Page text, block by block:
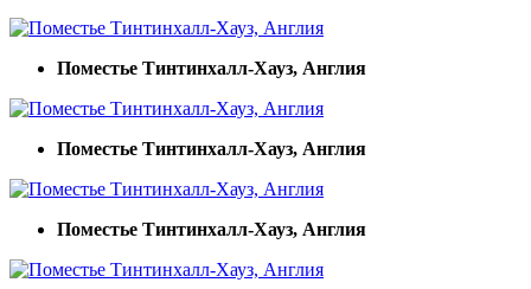
Поместье Тинтинхалл-Хауз, Англия
Поместье Тинтинхалл-Хауз, Англия
Поместье Тинтинхалл-Хауз, Англия